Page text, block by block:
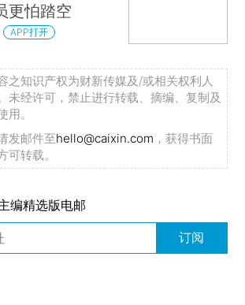
更怕踏空
APP打开
之知识产权为财新传媒及/或相关权利人
未经许可，禁止进行转载、摘编、复制及
用。
发邮件至hello@caixin.com ，获得书面
可转载。
编精选版电邮
订阅